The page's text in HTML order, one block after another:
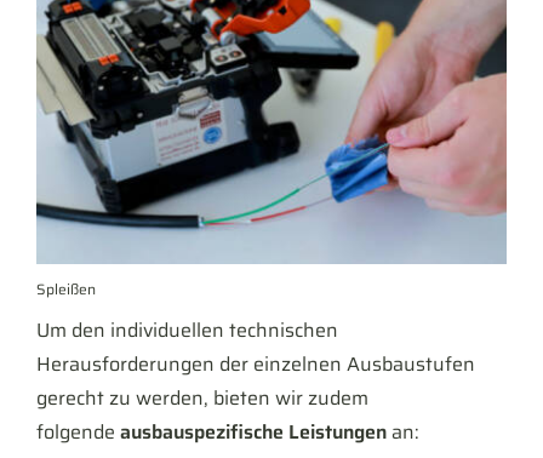
Spleißen
Um den individuellen technischen
Herausforderungen der einzelnen Ausbaustufen
gerecht zu werden, bieten wir zudem
folgende ausbauspezifische Leistungenan: